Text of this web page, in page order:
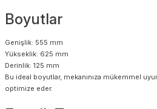
Boyutlar
Genişlik: 555 mm
Yükseklik: 625 mm
Derinlik: 125 mm
Bu ideal boyutlar, mekanınıza mükemmel
optimize eder.